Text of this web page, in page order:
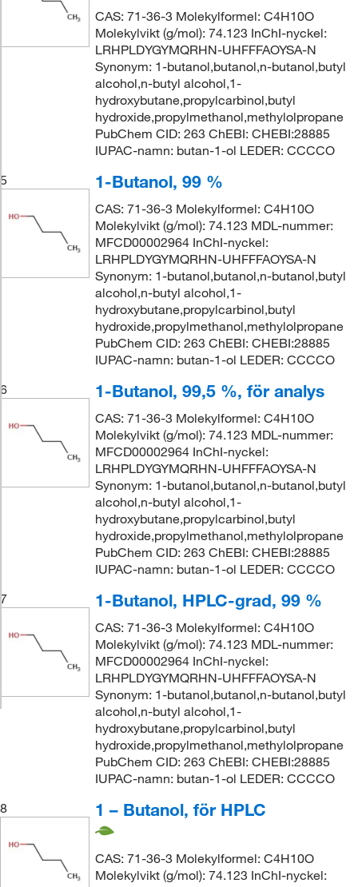
CAS: 71-36-3 Molekylformel: C4H10O
Molekylvikt (g/mol): 74.123 InChI-nyckel:
LRHPLDYGYMQRHN-UHFFFAOYSA-N
Synonym: 1-butanol,butanol,n-butanol,butyl
alcohol,n-butyl alcohol,1-
hydroxybutane,propylcarbinol,butyl
hydroxide,propylmethanol,methylolpropane
PubChem CID: 263 ChEBI: CHEBI:28885
IUPAC-namn: butan-1-ol LEDER: CCCCO
5
1-Butanol, 99 %
CAS: 71-36-3 Molekylformel: C4H10O
Molekylvikt (g/mol): 74.123 MDL-nummer:
MFCD00002964 InChI-nyckel:
LRHPLDYGYMQRHN-UHFFFAOYSA-N
Synonym: 1-butanol,butanol,n-butanol,butyl
alcohol,n-butyl alcohol,1-
hydroxybutane,propylcarbinol,butyl
hydroxide,propylmethanol,methylolpropane
PubChem CID: 263 ChEBI: CHEBI:28885
IUPAC-namn: butan-1-ol LEDER: CCCCO
6
1-Butanol, 99,5 %, för analys
CAS: 71-36-3 Molekylformel: C4H10O
Molekylvikt (g/mol): 74.123 MDL-nummer:
MFCD00002964 InChI-nyckel:
LRHPLDYGYMQRHN-UHFFFAOYSA-N
Synonym: 1-butanol,butanol,n-butanol,butyl
alcohol,n-butyl alcohol,1-
hydroxybutane,propylcarbinol,butyl
hydroxide,propylmethanol,methylolpropane
PubChem CID: 263 ChEBI: CHEBI:28885
IUPAC-namn: butan-1-ol LEDER: CCCCO
7
1-Butanol, HPLC-grad, 99 %
CAS: 71-36-3 Molekylformel: C4H10O
Molekylvikt (g/mol): 74.123 MDL-nummer:
MFCD00002964 InChI-nyckel:
LRHPLDYGYMQRHN-UHFFFAOYSA-N
Synonym: 1-butanol,butanol,n-butanol,butyl
alcohol,n-butyl alcohol,1-
hydroxybutane,propylcarbinol,butyl
hydroxide,propylmethanol,methylolpropane
PubChem CID: 263 ChEBI: CHEBI:28885
IUPAC-namn: butan-1-ol LEDER: CCCCO
8
1 – Butanol, för HPLC
CAS: 71-36-3 Molekylformel: C4H10O
Molekylvikt (g/mol): 74.123 InChI-nyckel: